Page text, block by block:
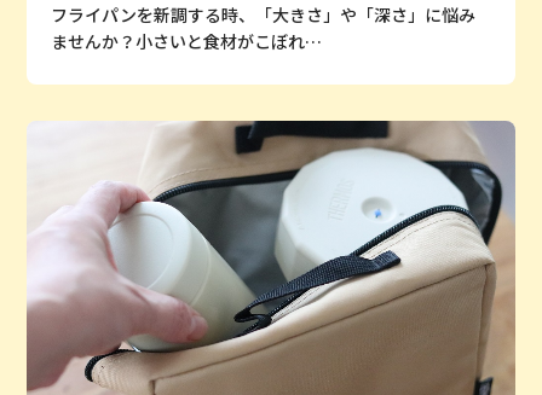
フライパンを新調する時、「大きさ」や「深さ」に悩み
ませんか？小さいと食材がこぼれ…